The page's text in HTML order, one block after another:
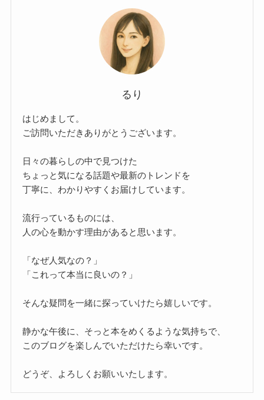
るり
はじめまして。
ご訪問いただきありがとうございます。
日々の暮らしの中で見つけた
ちょっと気になる話題や最新のトレンドを
丁寧に、わかりやすくお届けしています。
流行っているものには、
人の心を動かす理由があると思います。
「なぜ人気なの？」
「これって本当に良いの？」
そんな疑問を一緒に探っていけたら嬉しいです。
静かな午後に、そっと本をめくるような気持ちで、
このブログを楽しんでいただけたら幸いです。
どうぞ、よろしくお願いいたします。